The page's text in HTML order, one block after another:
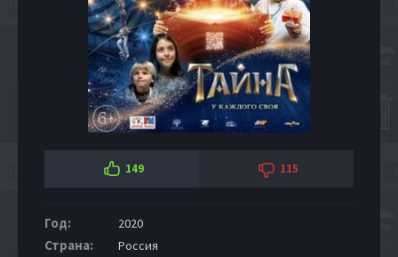
149 115
Год: 2020
Страна: Россия